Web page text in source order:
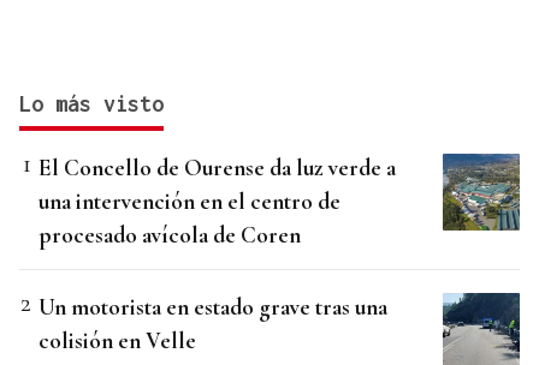
Lo más visto
El Concello de Ourense da luz verde a
una intervención en el centro de
procesado avícola de Coren
Un motorista en estado grave tras una
colisión en Velle